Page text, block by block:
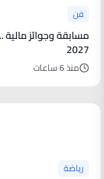
فن
2027
منذ 6 ساعات
رياضة